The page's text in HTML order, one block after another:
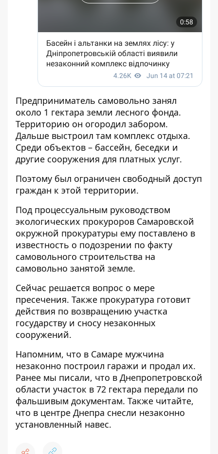
Предприниматель самовольно занял
около 1 гектара земли лесного фонда.
Территорию он огородил забором.
Дальше выстроил там комплекс отдыха.
Среди объектов – бассейн, беседки и
другие сооружения для платных услуг.
Поэтому был ограничен свободный доступ
граждан к этой территории.
Под процессуальным руководством
экологических прокуроров Самаровской
окружной прокуратуры ему поставлено в
известность о подозрении по факту
самовольного строительства на
самовольно занятой земле.
Сейчас решается вопрос о мере
пресечения. Также прокуратура готовит
действия по возвращению участка
государству и сносу незаконных
сооружений.
Напомним, что в Самаре мужчина
незаконно построил гаражи и продал их.
Ранее мы писали, что в Днепропетровской
области участок в 72 гектара передали по
фальшивым документам. Также читайте,
что в центре Днепра снесли незаконно
установленный навес.